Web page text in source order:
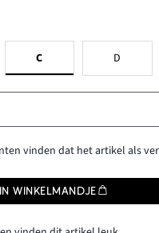
C D
vinden dat het artikel als
IN WINKELMANDJE